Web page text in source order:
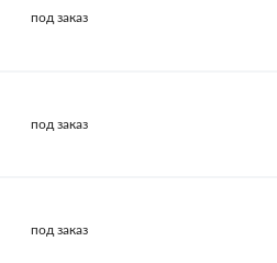
под заказ
под заказ
под заказ